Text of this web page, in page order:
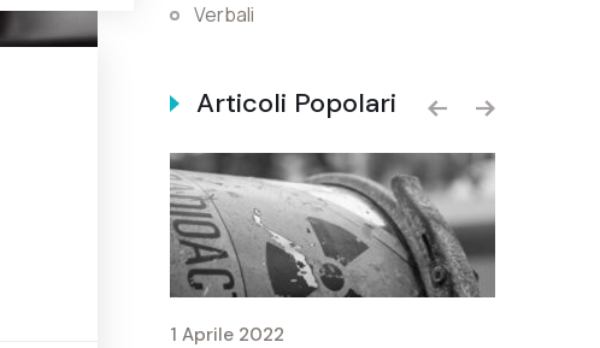
Verbali
Articoli Popolari
1 Aprile 2022